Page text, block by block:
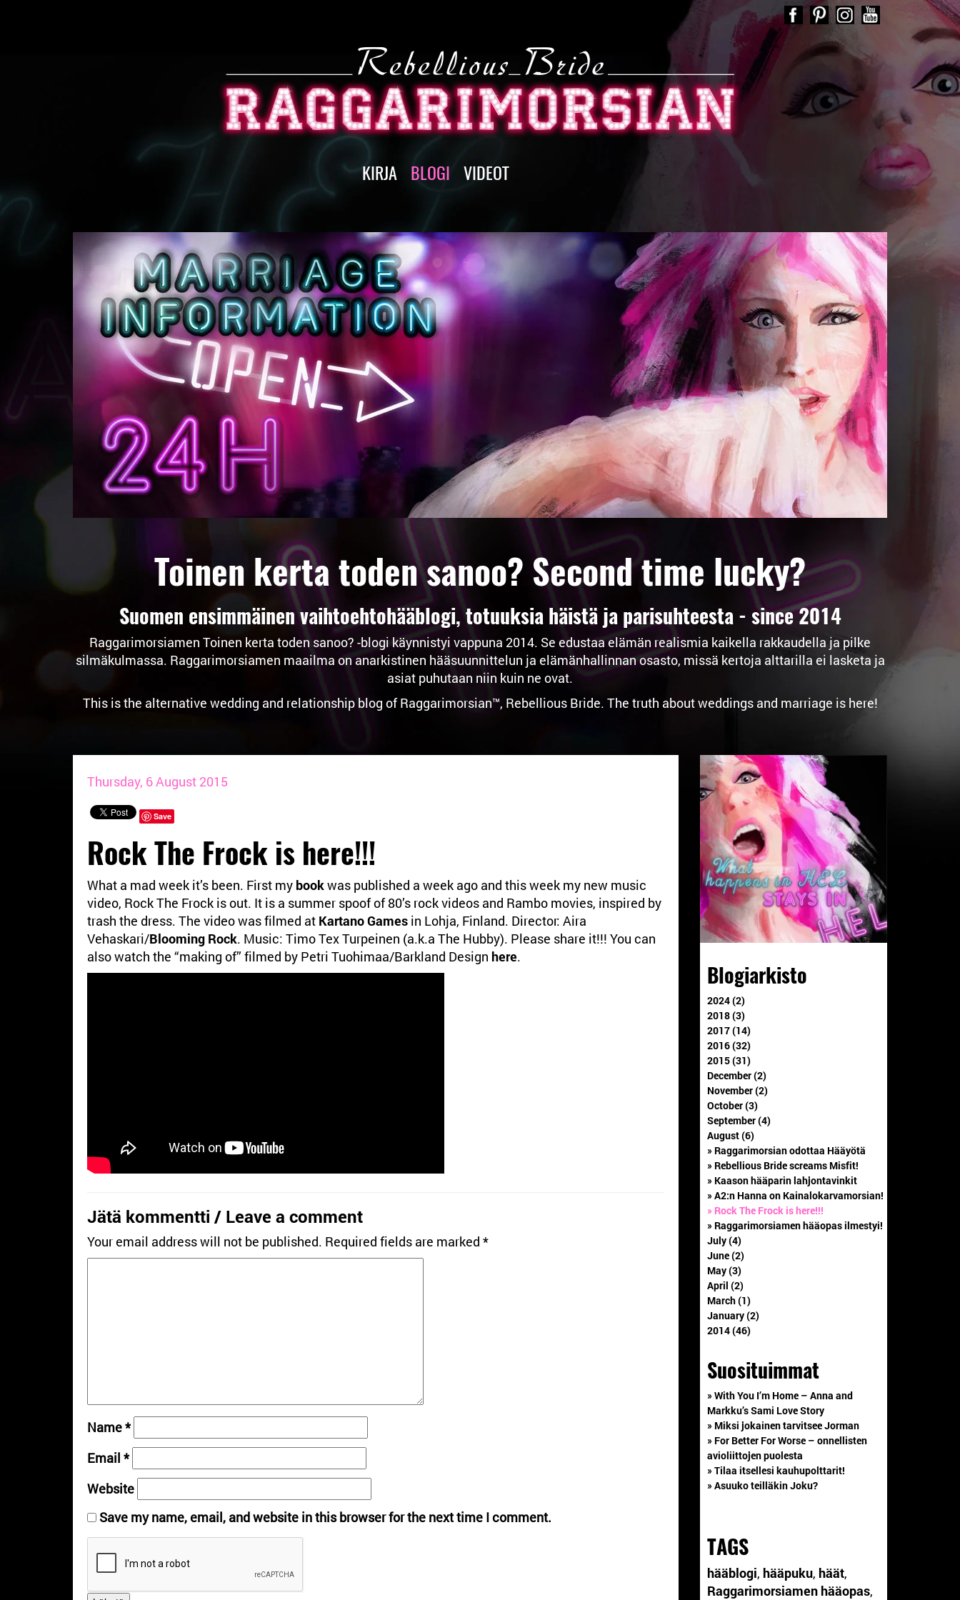
KIRJA BLOGI VIDEOT
Toinen kerta toden sanoo? Second time lucky?
Suomen ensimmäinen vaihtoehtohääblogi, totuuksia häistä ja parisuhteesta - since 2014
Raggarimorsiamen Toinen kerta toden sanoo? -blogi käynnistyi vappuna 2014. Se edustaa elämän realismia kaikella rakkaudella ja pilke
silmäkulmassa. Raggarimorsiamen maailma on anarkistinen hääsuunnittelun ja elämänhallinnan osasto, missä kertoja alttarilla ei lasketa ja
asiat puhutaan niin kuin ne ovat.
This is the alternative wedding and relationship blog of Raggarimorsian™, Rebellious Bride. The truth about weddings and marriage is here!
Thursday, 6 August 2015
Save
Rock The Frock is here!!!
What a mad week it’s been. First my bookwas published a week ago and this week my new music
video, Rock The Frock is out. It is a summer spoof of 80’s rock videos and Rambo movies, inspired by
trash the dress. The video was filmed at Kartano Games in Lohja, Finland. Director: Aira
Vehaskari/Blooming Rock. Music: Timo Tex Turpeinen (a.k.a The Hubby). Please share it!!! You can
also watch the “making of” filmed by Petri Tuohimaa/Barkland Design here.
Jätä kommentti / Leave a comment
Your email address will not be published. Required fields are marked *
Name*
Email *
Website
Save my name, email, and website in this browser for the next time I comment.
Blogiarkisto
2024 (2)
2018 (3)
2017 (14)
2016 (32)
2015 (31)
December (2)
November (2)
October (3)
September (4)
August (6)
» Raggarimorsian odottaa Hääyötä
» Rebellious Bride screams Misfit!
» Kaason hääparin lahjontavinkit
» A2:n Hanna on Kainalokarvamorsian!
» Rock The Frock is here!!!
» Raggarimorsiamen hääopas ilmestyi!
July (4)
June (2)
May (3)
April (2)
March (1)
January (2)
2014 (46)
Suosituimmat
» With You I’m Home – Anna and
Markku’s Sami Love Story
» Miksi jokainen tarvitsee Jorman
» For Better For Worse – onnellisten
avioliittojen puolesta
» Tilaa itsellesi kauhupolttarit!
» Asuuko teilläkin Joku?
TAGS
hääblogi, hääpuku, häät,
Raggarimorsiamen hääopas,